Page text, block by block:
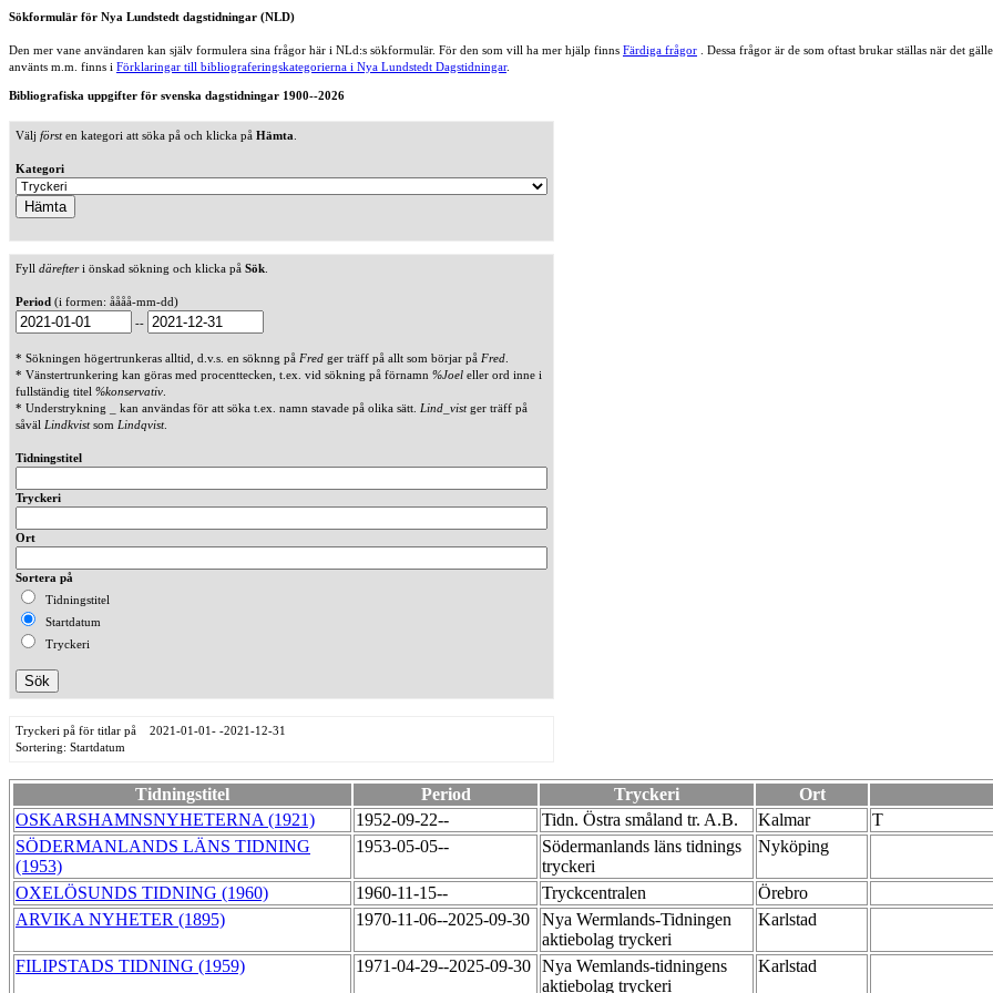
Sökformulär för Nya Lundstedt dagstidningar (NLD)
Den mer vane användaren kan själv formulera sina frågor här i NLd:s sökformulär. För den som vill ha mer hjälp finns Färdiga frågor . Dessa frågor är de som oftast brukar ställas när det
använts m.m. finns i Förklaringar till bibliograferingskategorierna i Nya Lundstedt Dagstidningar.
Bibliografiska uppgifter för svenska dagstidningar 1900--2026
Välj försten kategori att söka på och klicka på Hämta
Kategori
Fyll därefteri önskad sökning och klicka på Sök
Period (i formen: åååå-mm-dd)
--
* Sökningen högertrunkeras alltid, d.v.s. en söknng på Fred ger träff på allt som börjar på Fred
* Vänstertrunkering kan göras med procenttecken, t.ex. vid sökning på förnamn %Joel eller ord inne i
fullständig titel %konservativ
* Understrykning _ kan användas för att söka t.ex. namn stavade på olika sätt. Lind_vistger träff på
såväl Lindkvistsom Lindqvist.
Tidningstitel
Tryckeri
Ort
Sortera på
Tidningstitel
Startdatum
Tryckeri
Tryckeri på för titlar på 2021-01-01- -2021-12-31
Sortering: Startdatum
Tidningstitel Period Tryckeri Ort
OSKARSHAMNSNYHETERNA (1921) 1952-09-22-- Tidn. Östra småland tr. A.B. Kalmar T
SÖDERMANLANDS LÄNS TIDNING
(1953)
1953-05-05--
Södermanlands läns tidnings
tryckeri
Nyköping
OXELÖSUNDS TIDNING (1960) 1960-11-15-- Tryckcentralen Örebro
ARVIKA NYHETER (1895) 1970-11-06--2025-09-30
Nya Wermlands-Tidningen
aktiebolag tryckeri
Karlstad
FILIPSTADS TIDNING (1959) 1971-04-29--2025-09-30 Nya Wemlands-tidningens
aktiebolag tryckeri
Karlstad